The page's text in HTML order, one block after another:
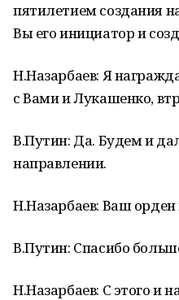
пятилетием создания
Вы его инициатор и
Н.Назарбаев: Я
с Вами и Лукашенко,
В.Путин: Да. Будем и
направлении.
Н.Назарбаев: Ваш
В.Путин: Спасибо
Н.Назарбаев: С этого и